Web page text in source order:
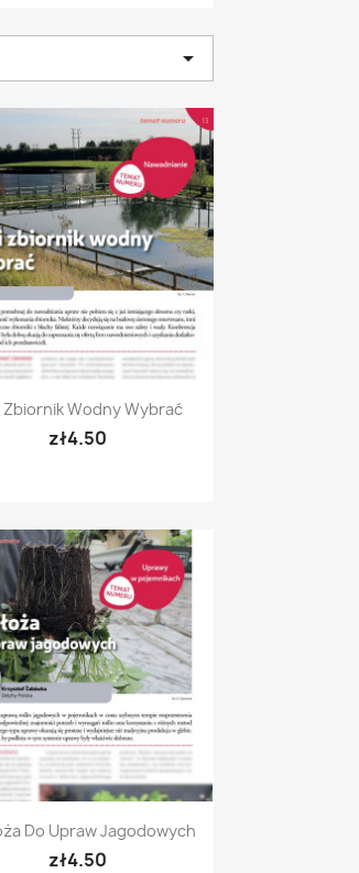

Quick view
Zbiornik Wodny Wybrać
zł4.50
 Quick view
Do Upraw Jagodowych
zł4.50